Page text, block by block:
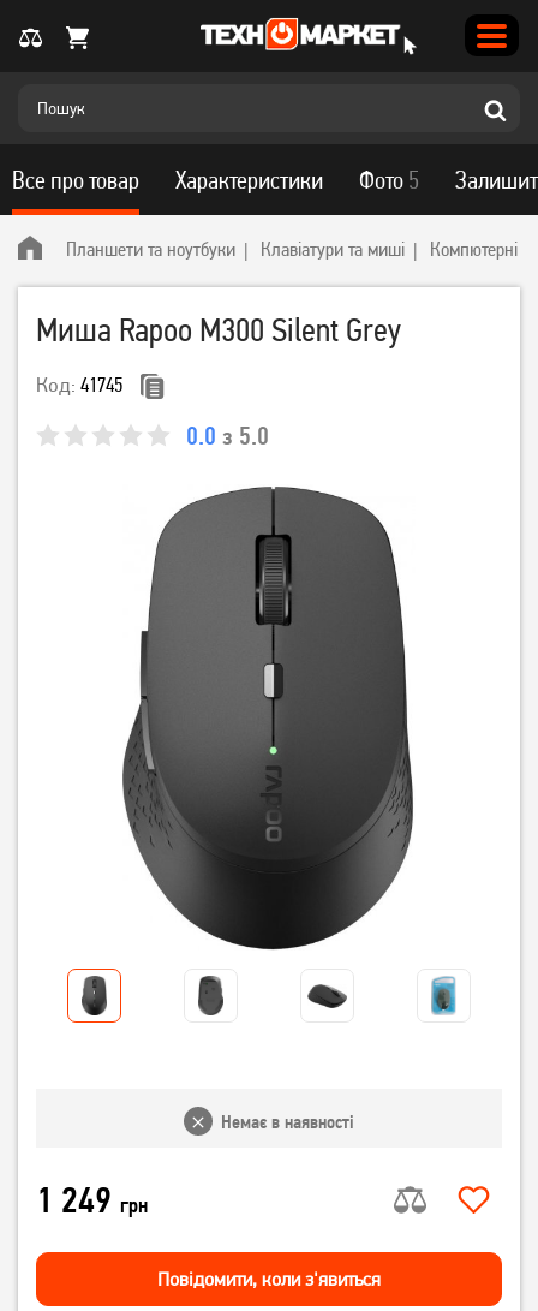
Планшети та ноутбуки Клавіатури та миші Компютерні
Миша Rapoo M300 Silent Grey
Код: 41745
0.0 з 5.0
Все про товар Характеристики Фото 5
Немає в наявності
1 249 грн
Повiдомити, коли з'явиться